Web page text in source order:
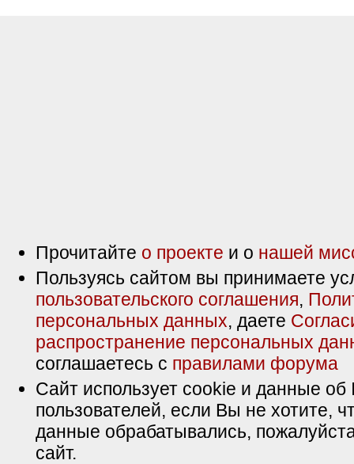
Прочитайте о проекте и о нашей
Пользуясь сайтом вы принимаете
пользовательского соглашения,
персональных данных, даете
распространение персональных
соглашаетесь с правилами форума
Сайт использует cookie и данные об
пользователей, если Вы не хотите,
данные обрабатывались,
сайт.